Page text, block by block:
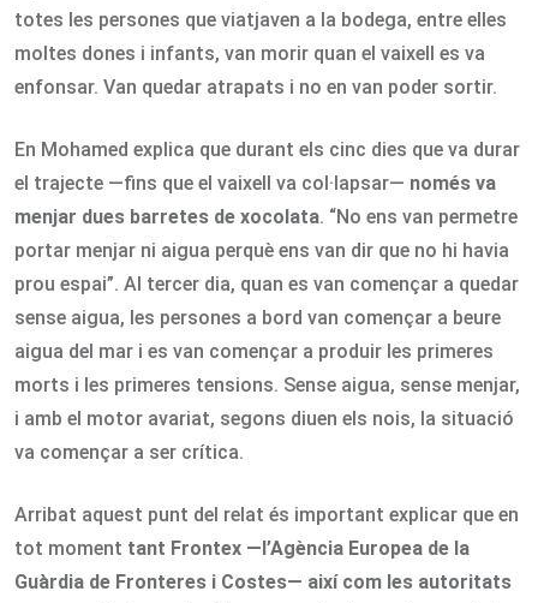
totes les persones que viatjaven a la bodega, entre elles
moltes dones i infants, van morir quan el vaixell es va
enfonsar. Van quedar atrapats i no en van poder sortir.
En Mohamed explica que durant els cinc dies que va durar
el trajecte —fins que el vaixell va col·lapsar— només va
menjar dues barretes de xocolata. “No ens van permetre
portar menjar ni aigua perquè ens van dir que no hi havia
prou espai”. Al tercer dia, quan es van començar a quedar
sense aigua, les persones a bord van començar a beure
aigua del mar i es van començar a produir les primeres
morts i les primeres tensions. Sense aigua, sense menjar,
i amb el motor avariat, segons diuen els nois, la situació
va començar a ser crítica.
Arribat aquest punt del relat és important explicar que en
tot moment tant Frontex —l’Agència Europea de la
Guàrdia de Fronteres i Costes— així com les autoritats